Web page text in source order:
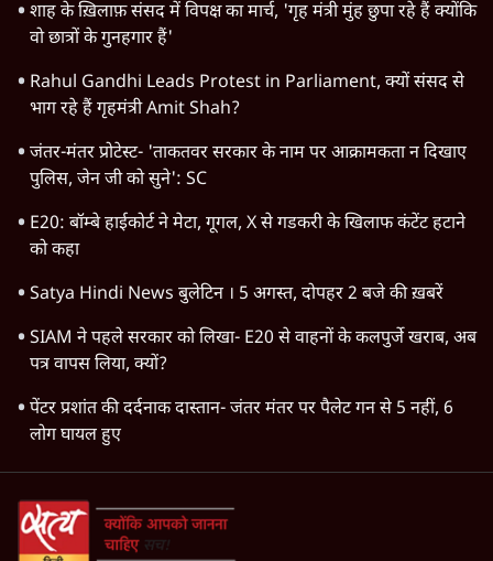
शाह के ख़िलाफ़ संसद में विपक्ष का मार्च, 'गृह मंत्री मुंह छुपा रहे हैं क्योंकि
वो छात्रों के गुनहगार हैं'
Rahul Gandhi Leads Protest in Parliament, क्यों संसद से
भाग रहे हैं गृहमंत्री Amit Shah?
जंतर-मंतर प्रोटेस्ट- 'ताकतवर सरकार के नाम पर आक्रामकता न दिखाए
पुलिस, जेन जी को सुने': SC
E20: बॉम्बे हाईकोर्ट ने मेटा, गूगल, X से गडकरी के खिलाफ कंटेंट हटाने
को कहा
Satya Hindi News बुलेटिन । 5 अगस्त, दोपहर 2 बजे की ख़बरें
SIAM ने पहले सरकार को लिखा- E20 से वाहनों के कलपुर्जे खराब, अब
पत्र वापस लिया, क्यों?
पेंटर प्रशांत की दर्दनाक दास्तान- जंतर मंतर पर पैलेट गन से 5 नहीं, 6
लोग घायल हुए